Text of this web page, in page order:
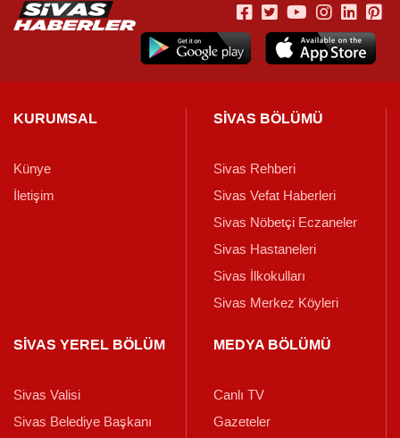
KURUMSAL
Künye
İletişim
SİVAS BÖLÜMÜ
Sivas Rehberi
Sivas Vefat Haberleri
Sivas Nöbetçi Eczaneler
Sivas Hastaneleri
Sivas İlkokulları
Sivas Merkez Köyleri
SİVAS YEREL BÖLÜM
Sivas Valisi
Sivas Belediye Başkanı
MEDYA BÖLÜMÜ
Canlı TV
Gazeteler